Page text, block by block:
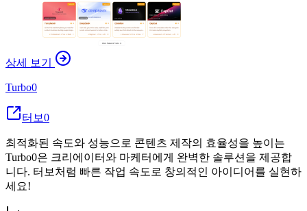
상세 보기
Turbo0
터보0
최적화된 속도와 성능으로 콘텐츠 제작의 효율성을 높이는
Turbo0은 크리에이터와 마케터에게 완벽한 솔루션을 제공합
니다. 터보처럼 빠른 작업 속도로 창의적인 아이디어를 실현하
세요!